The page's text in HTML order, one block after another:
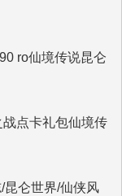
ro仙境传说昆仑
点卡礼包仙境传
昆仑世界/仙侠风